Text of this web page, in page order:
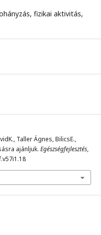
fizikai aktivitás,
Taller Ágnes, BilicsE.,
ajánljuk. Egészségfejlesztés,